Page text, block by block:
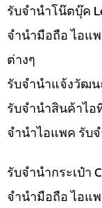
รับจำนำโน๊ตบุ๊ค
จำนำมือถือ ไอแ
ต่างๆ
รับจํานําแจ้งวัฒน
รับจำนำสินค้าไ
จำนำไอแพค รับ
รับจำนำกระเป๋า
จำนำมือถือ ไอแ